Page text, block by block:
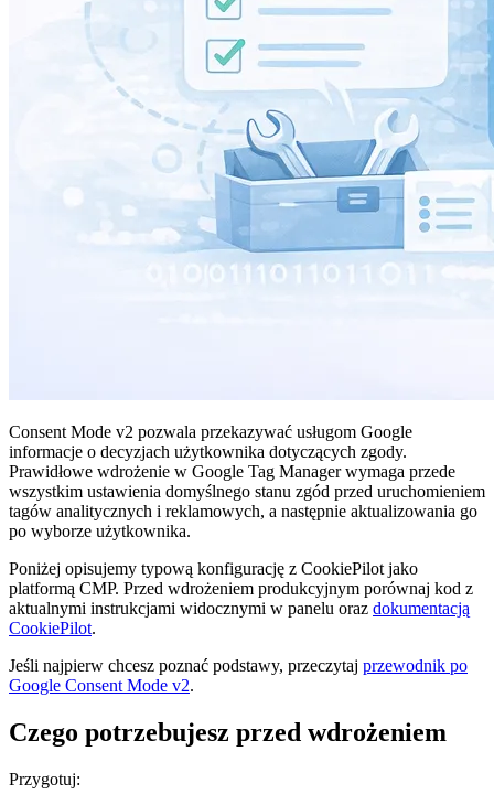
Consent Mode v2 pozwala przekazywać usługom Google
informacje o decyzjach użytkownika dotyczących zgody.
Prawidłowe wdrożenie w Google Tag Manager wymaga przede
wszystkim ustawienia domyślnego stanu zgód przed uruchomieniem
tagów analitycznych i reklamowych, a następnie aktualizowania go
po wyborze użytkownika.
Poniżej opisujemy typową konfigurację z CookiePilot jako
platformą CMP. Przed wdrożeniem produkcyjnym porównaj kod z
aktualnymi instrukcjami widocznymi w panelu oraz dokumentacją
CookiePilot.
Jeśli najpierw chcesz poznać podstawy, przeczytaj przewodnik po
Google Consent Mode v2.
Czego potrzebujesz przed wdrożeniem
Przygotuj: